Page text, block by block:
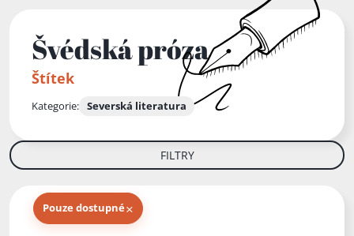
Švédská próza
Štítek
Kategorie: Severská literatura
FILTRY
Pouze dostupné×